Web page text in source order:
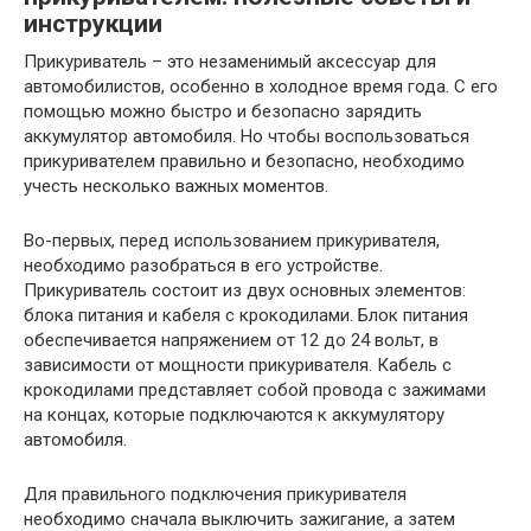
инструкции
Прикуриватель – это незаменимый аксессуар для
автомобилистов, особенно в холодное время года. С его
помощью можно быстро и безопасно зарядить
аккумулятор автомобиля. Но чтобы воспользоваться
прикуривателем правильно и безопасно, необходимо
учесть несколько важных моментов.
Во-первых, перед использованием прикуривателя,
необходимо разобраться в его устройстве.
Прикуриватель состоит из двух основных элементов:
блока питания и кабеля с крокодилами. Блок питания
обеспечивается напряжением от 12 до 24 вольт, в
зависимости от мощности прикуривателя. Кабель с
крокодилами представляет собой провода с зажимами
на концах, которые подключаются к аккумулятору
автомобиля.
Для правильного подключения прикуривателя
необходимо сначала выключить зажигание, а затем